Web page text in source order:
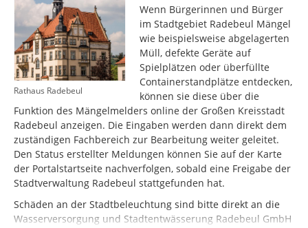
Rathaus Radebeul
Wenn Bürgerinnen und Bürger
im Stadtgebiet Radebeul Mängel
wie beispielsweise abgelagerten
Müll, defekte Geräte auf
Spielplätzen oder überfüllte
Containerstandplätze entdecken,
können sie diese über die
Funktion des Mängelmelders online der Großen Kreisstadt
Radebeul anzeigen. Die Eingaben werden dann direkt dem
zuständigen Fachbereich zur Bearbeitung weiter geleitet.
Den Status erstellter Meldungen können Sie auf der Karte
der Portalstartseite nachverfolgen, sobald eine Freigabe der
Stadtverwaltung Radebeul stattgefunden hat.
Schäden an der Stadtbeleuchtung sind bitte direkt an die
Wasserversorgung und Stadtentwässerung Radebeul GmbH